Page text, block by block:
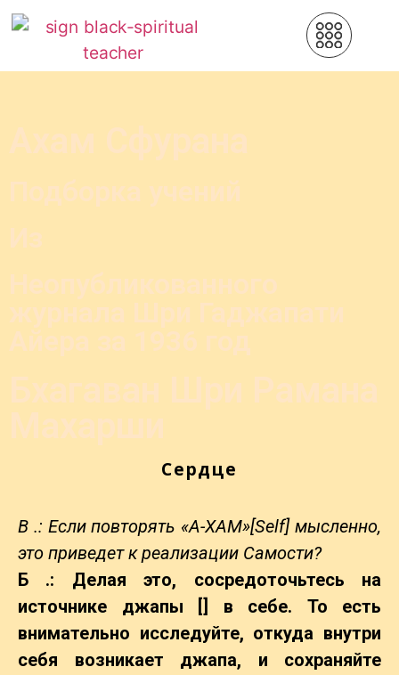
Сердце
В .: Если повторять «А-ХАМ»[Self] мысленно,
это приведет к реализации Самости?
Б .: Делая это, сосредоточьтесь на
источнике джапы [] в себе. То есть
внимательно исследуйте, откуда внутри
себя возникает джапа, и сохраняйте